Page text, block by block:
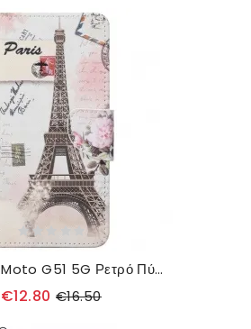
Κάλυμμα Moto G51 5G Ρετρό Πύργος Του Άιφελ
€12.80 €16.50